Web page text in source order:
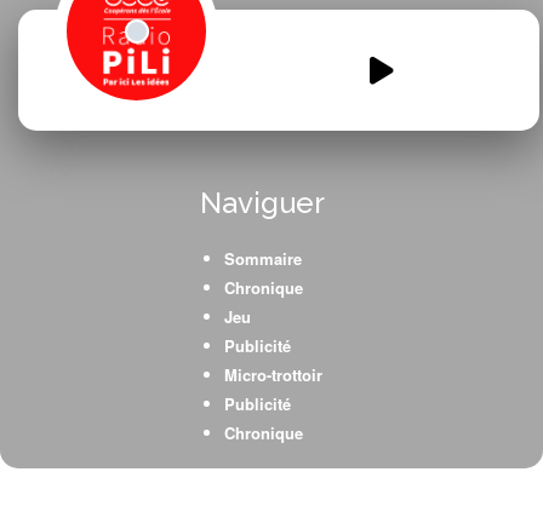
Meme-pas-vrai-meme-pas-
Naviguer
Sommaire
Chronique
Jeu
Publicité
Micro-trottoir
Publicité
Chronique